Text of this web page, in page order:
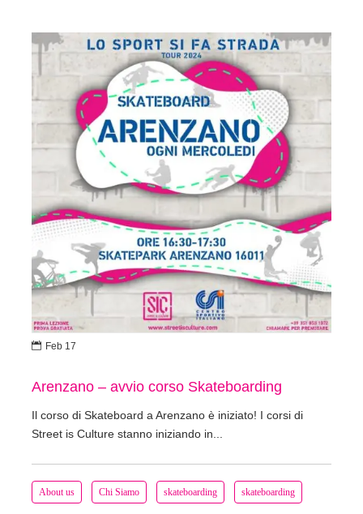
About us Chi Siamo skateboarding skateboarding
Arenzano – avvio corso Skateboarding
Il corso di Skateboard a Arenzano è iniziato! I corsi di
Street is Culture stanno iniziando in...
 Feb 17